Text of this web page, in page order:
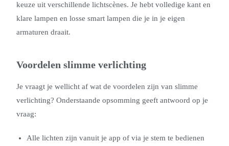
keuze uit verschillende lichtscènes. Je hebt volledige kant en
klare lampen en losse smart lampen die je in je eigen
armaturen draait.
Voordelen slimme verlichting
Je vraagt je wellicht af wat de voordelen zijn van slimme
verlichting? Onderstaande opsomming geeft antwoord op je
vraag:
Alle lichten zijn vanuit je app of via je stem te bedienen